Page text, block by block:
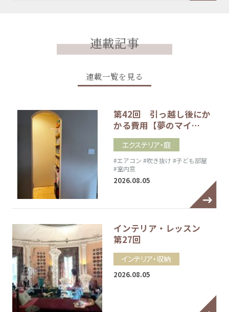
連載記事
連載一覧を見る
第42回 引っ越し後にか
かる費用【夢のマイ…
エクステリア・庭
#エアコン #吹き抜け #子ども部屋
#室内窓
2026.08.05
インテリア・レッスン
第27回
インテリア・収納
2026.08.05